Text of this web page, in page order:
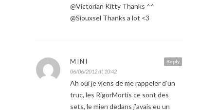
@Victorian Kitty Thanks ^^
@Siouxsel Thanks a lot <3
Reply
MINI
06/06/2012 at 10:42
Ah oui je viens de me rappeler d’un
truc, les RigorMortis ce sont des
sets, le mien dedans j’avais eu un